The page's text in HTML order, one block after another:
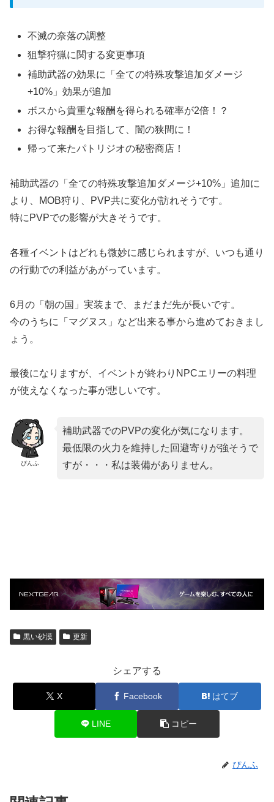
不滅の奈落の調整
狙撃狩猟に関する変更事項
補助武器の効果に「全ての特殊攻撃追加ダメージ
+10%」効果が追加
ボスから貴重な報酬を得られる確率が2倍！？
お得な報酬を目指して、闇の狭間に！
帰って来たパトリジオの秘密商店！
補助武器の「全ての特殊攻撃追加ダメージ+10%」追加に
より、MOB狩り、PVP共に変化が訪れそうです。
特にPVPでの影響が大きそうです。
各種イベントはどれも微妙に感じられますが、いつも通り
の行動での利益があがっています。
6月の「朝の国」実装まで、まだまだ先が長いです。
今のうちに「マグヌス」など出来る事から進めておきまし
ょう。
最後になりますが、イベントが終わりNPCエリーの料理
が使えなくなった事が悲しいです。
ぴんふ
補助武器でのPVPの変化が気になります。
最低限の火力を維持した回避寄りが強そうで
すが・・・私は装備がありません。
黒い砂漠 更新
シェアする
X Facebook はてブ
LINE コピー
ぴんふ